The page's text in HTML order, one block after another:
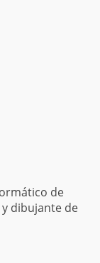
de
dibujante de